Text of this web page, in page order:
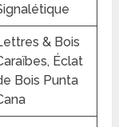
& Bois
Éclat
Bois Punta